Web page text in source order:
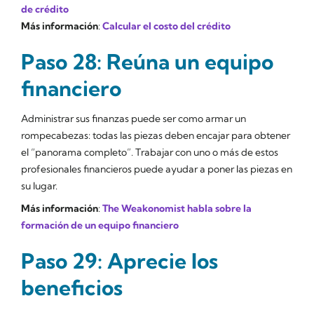
de crédito
Más información: Calcular el costo del crédito
Paso 28: Reúna un equipo
financiero
Administrar sus finanzas puede ser como armar un
rompecabezas: todas las piezas deben encajar para obtener
el “panorama completo”. Trabajar con uno o más de estos
profesionales financieros puede ayudar a poner las piezas en
su lugar.
Más información: The Weakonomist habla sobre la
formación de un equipo financiero
Paso 29: Aprecie los
beneficios